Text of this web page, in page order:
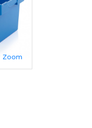
Zoom